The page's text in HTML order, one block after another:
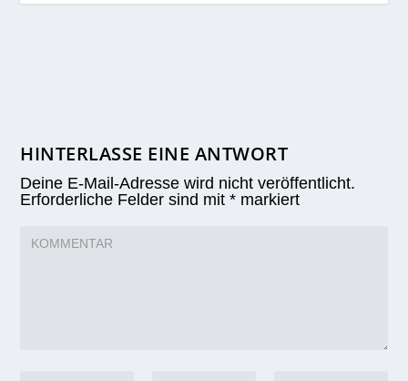
HINTERLASSE EINE ANTWORT
Deine E-Mail-Adresse wird nicht veröffentlicht.
Erforderliche Felder sind mit* markiert